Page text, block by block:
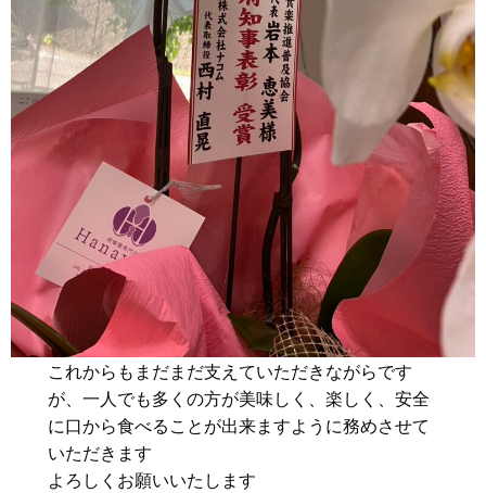
これからもまだまだ支えていただきながらです
が、一人でも多くの方が美味しく、楽しく、安全
に口から食べることが出来ますように務めさせて
いただきます
よろしくお願いいたします